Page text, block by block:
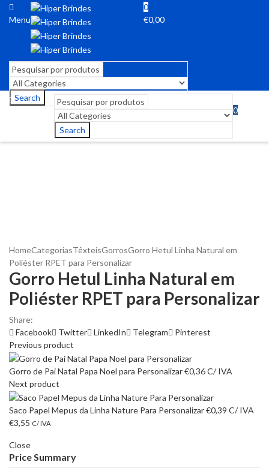
Menu
0
€0,00
Search
Search
0
HomeCategoriasTêxteisGorrosGorro Hetul Linha Natural em
Poliéster RPET para Personalizar
Gorro Hetul Linha Natural em
Poliéster RPET para Personalizar
Share:
Facebook
Twitter LinkedIn Telegram
Pinterest
Previous product
Gorro de Pai Natal Papa Noel para Personalizar€0,36C/ IVA
Next product
Saco Papel Mepus da Linha Nature Para Personalizar€0,39 C/ IVA
€3,55 C/ IVA
Close
Price Summary